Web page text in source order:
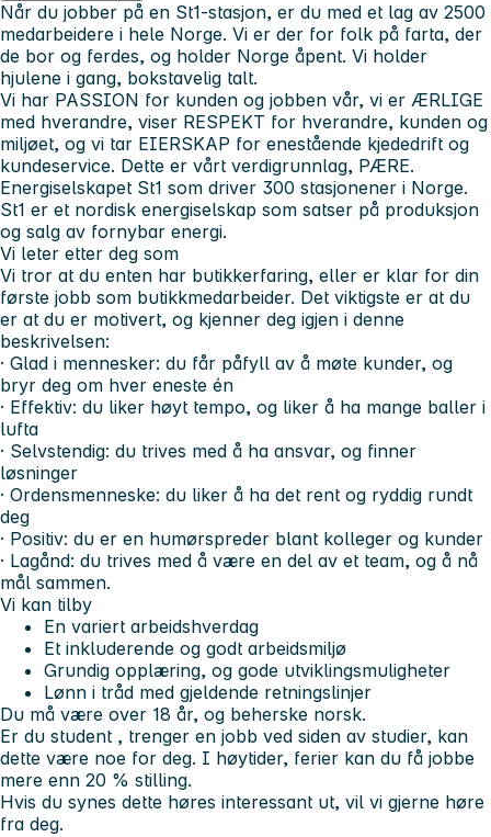
Når du jobber på en St1-stasjon, er du med et lag av 2500
medarbeidere i hele Norge. Vi er der for folk på farta, der
de bor og ferdes, og holder Norge åpent. Vi holder
hjulene i gang, bokstavelig talt.
Vi har PASSION for kunden og jobben vår, vi er ÆRLIGE
med hverandre, viser RESPEKT for hverandre, kunden og
miljøet, og vi tar EIERSKAP for enestående kjededrift og
kundeservice. Dette er vårt verdigrunnlag, PÆRE.
Energiselskapet St1 som driver 300 stasjonener i Norge.
St1 er et nordisk energiselskap som satser på produksjon
og salg av fornybar energi.
Vi leter etter deg som
Vi tror at du enten har butikkerfaring, eller er klar for din
første jobb som butikkmedarbeider. Det viktigste er at du
er at du er motivert, og kjenner deg igjen i denne
beskrivelsen:
· Glad i mennesker: du får påfyll av å møte kunder, og
bryr deg om hver eneste én
· Effektiv: du liker høyt tempo, og liker å ha mange baller i
lufta
· Selvstendig: du trives med å ha ansvar, og finner
løsninger
· Ordensmenneske: du liker å ha det rent og ryddig rundt
deg
· Positiv: du er en humørspreder blant kolleger og kunder
· Lagånd: du trives med å være en del av et team, og å nå
mål sammen.
Vi kan tilby
En variert arbeidshverdag
Et inkluderende og godt arbeidsmiljø
Grundig opplæring, og gode utviklingsmuligheter
Lønn i tråd med gjeldende retningslinjer
Du må være over 18 år, og beherske norsk.
Er du student , trenger en jobb ved siden av studier, kan
dette være noe for deg. I høytider, ferier kan du få jobbe
mere enn 20 % stilling.
Hvis du synes dette høres interessant ut, vil vi gjerne høre
fra deg.